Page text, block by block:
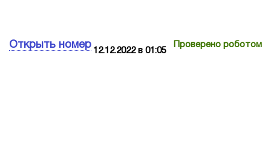
Открыть номер Проверено роботом
12.12.2022 в 01:05